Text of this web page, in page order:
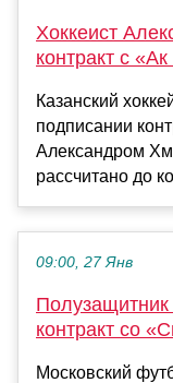
Хоккеист
контракт с
Казанский
подписании
Александром
рассчитано до
09:00, 27 Янв
контракт со
Московский